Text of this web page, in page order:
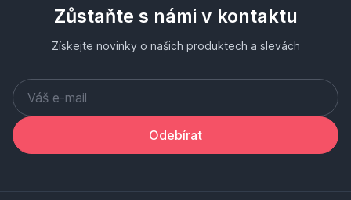
Zůstaňte s námi v kontaktu
Získejte novinky o našich produktech a slevách
Odebírat